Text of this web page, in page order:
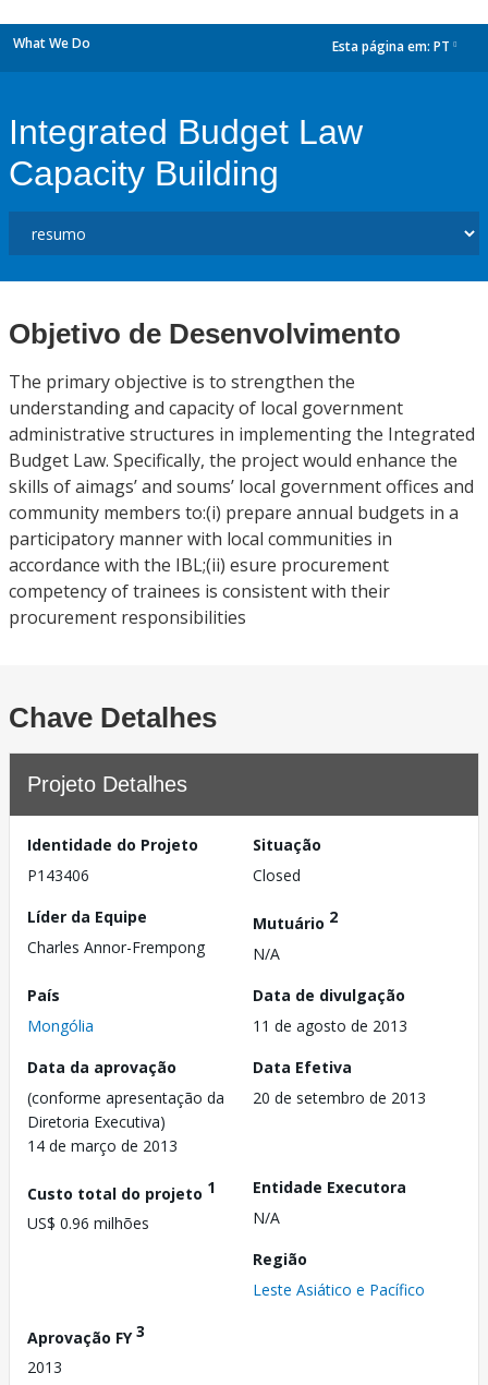
What We Do Esta página em: PT
Integrated Budget Law
Capacity Building
Objetivo de Desenvolvimento
The primary objective is to strengthen the
understanding and capacity of local government
administrative structures in implementing the Integrated
Budget Law. Specifically, the project would enhance the
skills of aimags’ and soums’ local government offices and
community members to:(i) prepare annual budgets in a
participatory manner with local communities in
accordance with the IBL;(ii) esure procurement
competency of trainees is consistent with their
procurement responsibilities
Chave Detalhes
Projeto Detalhes
Identidade do Projeto
P143406
Situação
Closed
Líder da Equipe
Charles Annor-Frempong
Mutuário 2
N/A
País
Mongólia
Data de divulgação
11 de agosto de 2013
Data da aprovação
(conforme apresentação da
Diretoria Executiva)
14 de março de 2013
Data Efetiva
20 de setembro de 2013
Custo total do projeto 1
US$ 0.96 milhões
Entidade Executora
N/A
Região
Leste Asiático e Pacífico
Aprovação FY3
2013